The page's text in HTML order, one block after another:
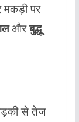
मकड़ी पर
औरबुद्धू
से तेज